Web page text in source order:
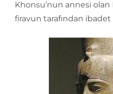
Khonsu’nun annesi olan
firavun tarafından